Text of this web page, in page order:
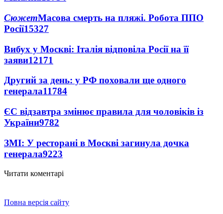
СюжетМасова смерть на пляжі. Робота ППО
Росії15327
Вибух у Москві: Італія відповіла Росії на її
заяви12171
Другий за день: у РФ поховали ще одного
генерала11784
ЄС відзавтра змінює правила для чоловіків із
України9782
ЗМІ: У ресторані в Москві загинула дочка
генерала9223
Читати коментарі
Повна версія сайту